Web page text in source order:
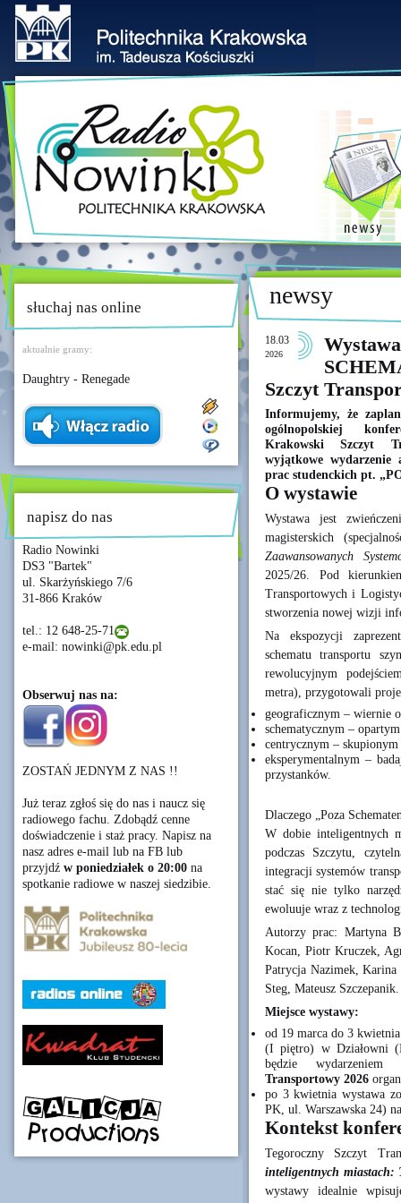
słuchaj nas online
aktualnie gramy:
Daughtry - Renegade
napisz do nas
Radio Nowinki
DS3 "Bartek"
ul. Skarżyńskiego 7/6
31-866 Kraków
tel.: 12 648-25-71
e-mail: nowinki@pk.edu.pl
Obserwuj nas na:
ZOSTAŃ JEDNYM Z NAS !!
Już teraz zgłoś się do nas i naucz się
radiowego fachu. Zdobądź cenne
doświadczenie i staż pracy. Napisz na
nasz adres e-mail lub na FB lub
przyjdź w poniedziałek o 20:00 na
spotkanie radiowe w naszej siedzibie.
newsy
18.03
2026
Szczyt
Informujemy, że
ogólnopolskiej
Krakowski Szczyt
wyjątkowe wydarzenie
prac studenckich pt.
O wystawie
Wystawa jest
magisterskich
Zaawansowanych
2025/26. Pod
Transportowych i
stworzenia nowej wizji
Na ekspozycji
schematu transportu
rewolucyjnym
metra), przygotowali
geograficznym – wiernie
schematycznym –
centrycznym –
eksperymentalnym –
przystanków.
Dlaczego „Poza
W dobie inteligentnych
podczas Szczytu,
integracji systemów
stać się nie tylko
ewoluuje wraz z
Autorzy prac: Martyna
Kocan, Piotr Kruczek,
Patrycja Nazimek,
Steg, Mateusz Szczepanik.
Miejsce wystawy:
od 19 marca do 3
(I piętro) w Działowni
będzie
Transportowy 2026
po 3 kwietnia wystawa
PK, ul. Warszawska 24)
Kontekst
Tegoroczny Szczyt
inteligentnych miastach:
wystawy idealnie